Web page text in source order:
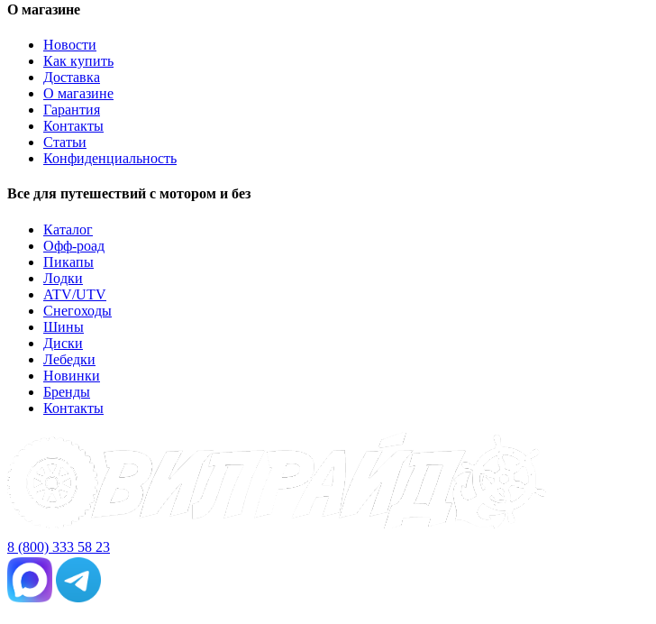
О магазине
Новости
Как купить
Доставка
О магазине
Гарантия
Контакты
Статьи
Конфиденциальность
Все для путешествий с мотором и без
Каталог
Офф-роад
Пикапы
Лодки
ATV/UTV
Снегоходы
Шины
Диски
Лебедки
Новинки
Бренды
Контакты
8 (800) 333 58 23